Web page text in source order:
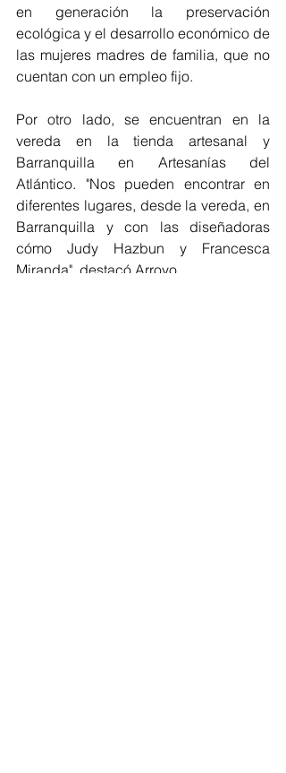
en generación la preservación
ecológica y el desarrollo económico de
las mujeres madres de familia, que no
cuentan con un empleo fijo.
Por otro lado, se encuentran en la
vereda en la tienda artesanal y
Barranquilla en Artesanías del
Atlántico. "Nos pueden encontrar en
diferentes lugares, desde la vereda, en
Barranquilla y con las diseñadoras
cómo Judy Hazbun y Francesca
Miranda", destacó Arroyo.